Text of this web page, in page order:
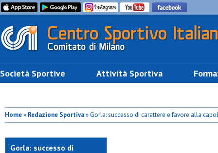
Società Sportive Attività Sportiva
Home» Redazione Sportiva» Gorla: successo di carattere e favore alla
Gorla: successo di